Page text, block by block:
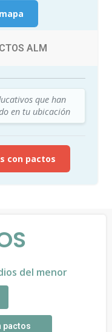
ALM
que han
en tu ubicación
con pactos
del menor
pactos